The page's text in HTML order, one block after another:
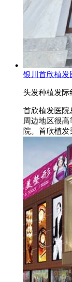
银川首欣植发
头发种植发际
首欣植发医院
周边地区很
院。首欣植发